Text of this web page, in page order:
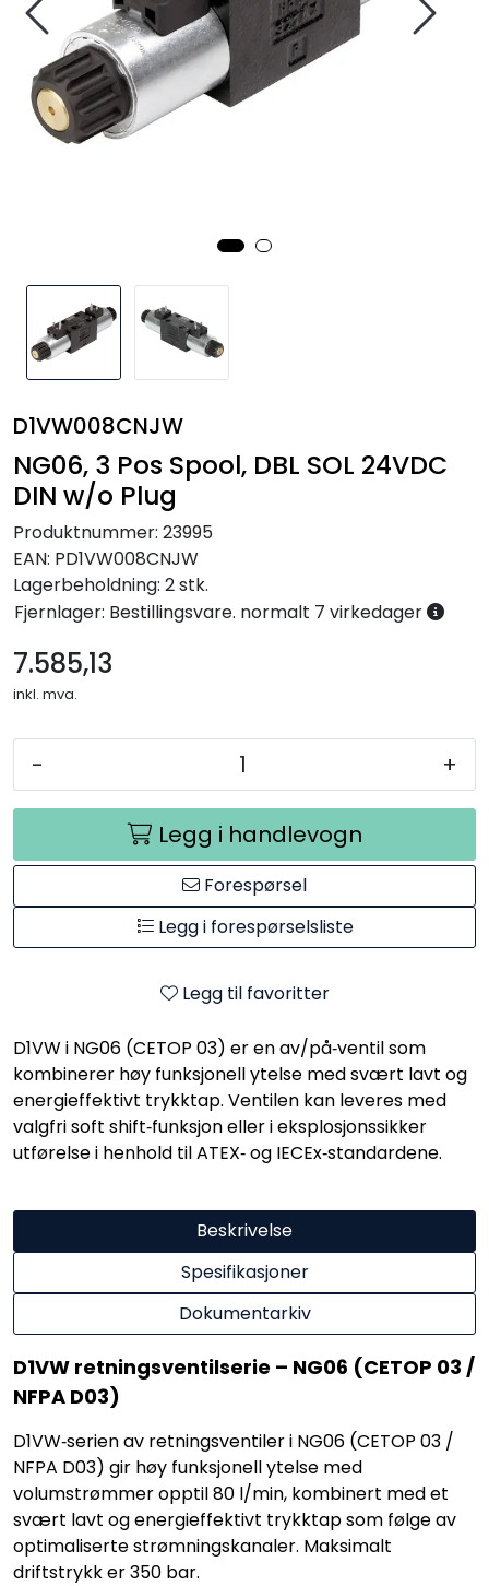
D1VW008CNJW
NG06, 3 Pos Spool, DBL SOL 24VDC
DIN w/o Plug
Produktnummer: 23995
EAN: PD1VW008CNJW
Lagerbeholdning: 2 stk.
Fjernlager: Bestillingsvare. normalt 7 virkedager
7.585,13
inkl. mva.
- +
Legg i handlevogn
Forespørsel
Legg i forespørselsliste
Legg til favoritter
D1VW i NG06 (CETOP 03) er en av/på‑ventil som
kombinerer høy funksjonell ytelse med svært lavt og
energieffektivt trykktap. Ventilen kan leveres med
valgfri soft shift‑funksjon eller i eksplosjonssikker
utførelse i henhold til ATEX‑ og IECEx‑standardene.
Beskrivelse
Spesifikasjoner
Dokumentarkiv
D1VW retningsventilserie – NG06 (CETOP 03 /
NFPA D03)
D1VW‑serien av retningsventiler i NG06 (CETOP 03 /
NFPA D03) gir høy funksjonell ytelse med
volumstrømmer opptil 80 l/min, kombinert med et
svært lavt og energieffektivt trykktap som følge av
optimaliserte strømningskanaler. Maksimalt
driftstrykk er 350 bar.
Annet